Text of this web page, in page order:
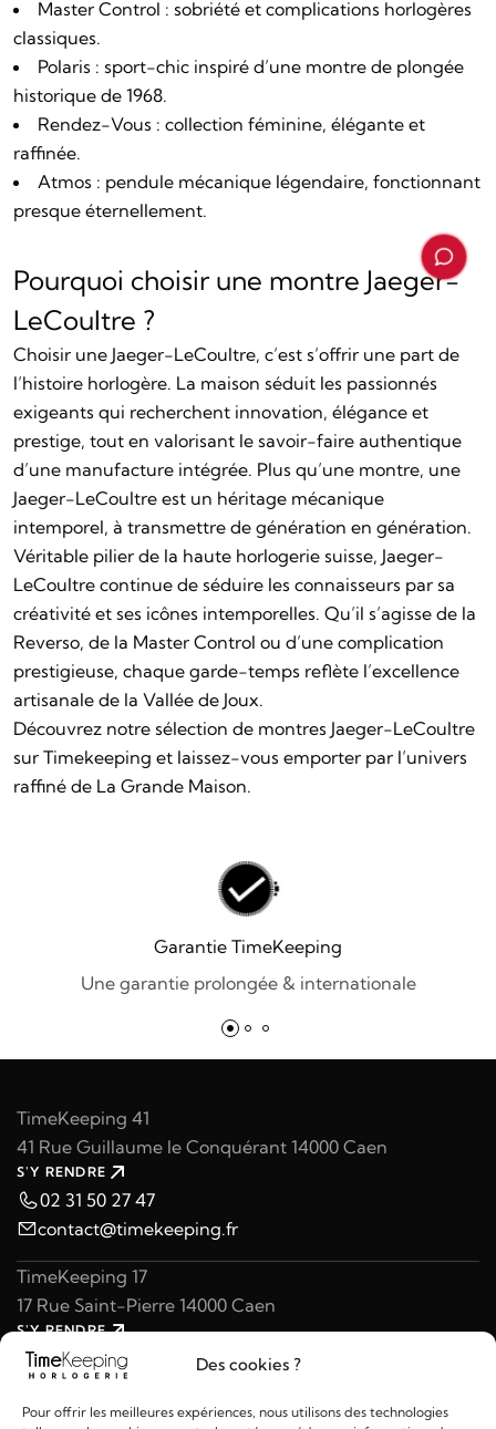
Des cookies ?
Pour offrir les meilleures expériences, nous utilisons des technologies
Master Control : sobriété et complications horlogères
classiques.
Polaris : sport-chic inspiré d’une montre de plongée
historique de 1968.
Rendez-Vous : collection féminine, élégante et
raffinée.
Atmos : pendule mécanique légendaire, fonctionnant
presque éternellement.
Pourquoi choisir une montre Jaeger-
LeCoultre ?
Choisir une Jaeger-LeCoultre, c’est s’offrir une part de
l’histoire horlogère. La maison séduit les passionnés
exigeants qui recherchent innovation, élégance et
prestige, tout en valorisant le savoir-faire authentique
d’une manufacture intégrée. Plus qu’une montre, une
Jaeger-LeCoultre est un héritage mécanique
intemporel, à transmettre de génération en génération.
Véritable pilier de la haute horlogerie suisse, Jaeger-
LeCoultre continue de séduire les connaisseurs par sa
créativité et ses icônes intemporelles. Qu’il s’agisse de la
Reverso, de la Master Control ou d’une complication
prestigieuse, chaque garde-temps reflète l’excellence
artisanale de la Vallée de Joux.
Découvrez notre sélection de montres Jaeger-LeCoultre
sur Timekeeping et laissez-vous emporter par l’univers
raffiné de La Grande Maison.
Garantie TimeKeeping
Une garantie prolongée & internationale
TimeKeeping 41
41 Rue Guillaume le Conquérant 14000 Caen
S'Y RENDRE
02 31 50 27 47
contact@timekeeping.fr
TimeKeeping 17
17 Rue Saint-Pierre 14000 Caen
S'Y RENDRE
02 31 47 49 97